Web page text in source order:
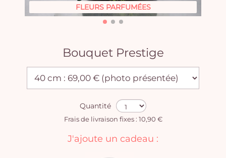
FLEURS PARFUMÉES
Bouquet Prestige
Quantité
Frais de livraison fixes : 10,90 €
J'ajoute un cadeau :